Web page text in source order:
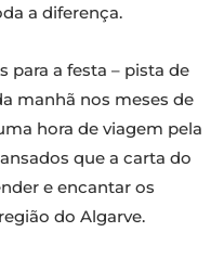
a diferença.
para a festa – pista de
manhã nos meses de
hora de viagem pela
que a carta do
e encantar os
do Algarve.